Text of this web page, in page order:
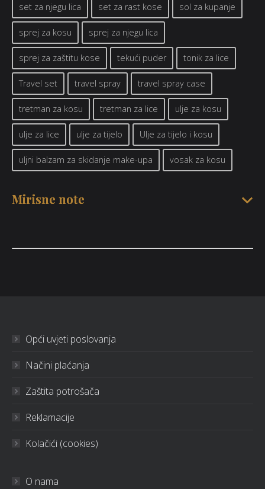
set za njegu lica set za rast kose sol za kupanje
sprej za kosu sprej za njegu lica
sprej za zaštitu kose tekući puder tonik za lice
Travel set travel spray travel spray case
tretman za kosu tretman za lice ulje za kosu
ulje za lice ulje za tijelo Ulje za tijelo i kosu
uljni balzam za skidanje make-upa vosak za kosu
Mirisne note
Opći uvjeti poslovanja
Načini plaćanja
Zaštita potrošača
Reklamacije
Kolačići (cookies)
O nama